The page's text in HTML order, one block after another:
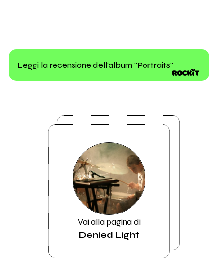
Leggi la recensione dell'album "Portraits"
Vai alla pagina di
Denied Light